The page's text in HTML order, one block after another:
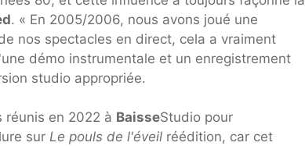
. « En 2005/2006, nous avons joué une
nos spectacles en direct, cela a vraiment
démo instrumentale et un enregistrement
studio appropriée.
réunis en 2022 à BaisseStudio pour
sur Le pouls de l'éveil réédition, car cet